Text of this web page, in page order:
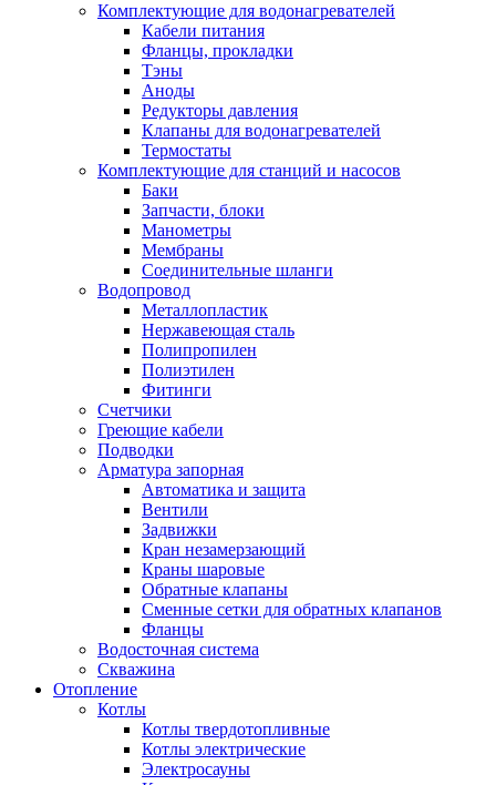
Условия возврата товара
Обмен и возврат товара
Комплектующие для водонагревателей
Кабели питания
Фланцы, прокладки
Тэны
Аноды
Редукторы давления
Клапаны для водонагревателей
Термостаты
Комплектующие для станций и насосов
Баки
Запчасти, блоки
Манометры
Мембраны
Соединительные шланги
Водопровод
Металлопластик
Нержавеющая сталь
Полипропилен
Полиэтилен
Фитинги
Счетчики
Греющие кабели
Подводки
Арматура запорная
Автоматика и защита
Вентили
Задвижки
Кран незамерзающий
Краны шаровые
Обратные клапаны
Сменные сетки для обратных клапанов
Фланцы
Водосточная система
Скважина
Отопление
Котлы
Котлы твердотопливные
Котлы электрические
Электросауны